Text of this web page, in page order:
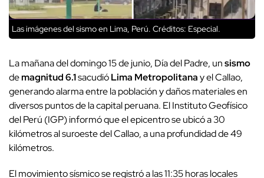
Las imágenes del sismo en Lima, Perú. Créditos: Especial.
La mañana del domingo 15 de junio, Día del Padre, unsismo
demagnitud 6.1sacudióLima Metropolitanay el Callao,
generando alarma entre la población y daños materiales en
diversos puntos de la capital peruana. El Instituto Geofísico
del Perú (IGP) informó que el epicentro se ubicó a 30
kilómetros al suroeste del Callao, a una profundidad de 49
kilómetros.
El movimiento sísmico se registró a las 11:35 horas locales